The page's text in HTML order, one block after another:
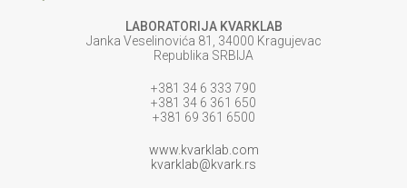
LABORATORIJA KVARKLAB
Janka Veselinovića 81, 34000 Kragujevac
Republika SRBIJA
+381 34 6 333 790
+381 34 6 361 650
+381 69 361 6500
www.kvarklab.com
kvarklab@kvark.rs